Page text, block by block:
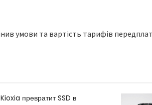
Kioxia превратит SSD в